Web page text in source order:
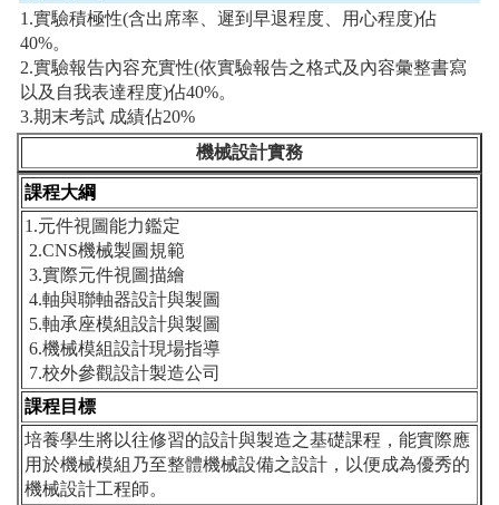
1.實驗積極性(含出席率、遲到早退程度、用心程度)佔
40%。
2.實驗報告內容充實性(依實驗報告之格式及內容彙整書寫
以及自我表達程度)佔40%。
3.期末考試 成績佔20%
機械設計實務
課程大綱
1 .元件視圖能力鑑定
2.CNS機械製圖規範
3.實際元件視圖描繪
4.軸與聯軸器設計與製圖
5.軸承座模組設計與製圖
6.機械模組設計現場指導
7.校外參觀設計製造公司
課程目標
培養學生將以往修習的設計與製造之基礎課程，能實際應
用於機械模組乃至整體機械設備之設計，以便成為優秀的
機械設計工程師。